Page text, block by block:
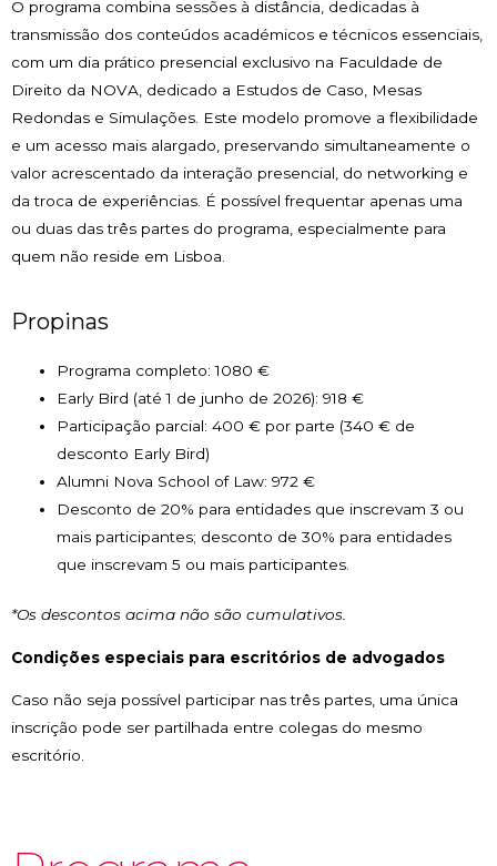
O programa combina sessões à distância, dedicadas à
transmissão dos conteúdos académicos e técnicos essenciais,
com um dia prático presencial exclusivo na Faculdade de
Direito da NOVA, dedicado a Estudos de Caso, Mesas
Redondas e Simulações. Este modelo promove a flexibilidade
e um acesso mais alargado, preservando simultaneamente o
valor acrescentado da interação presencial, do networking e
da troca de experiências. É possível frequentar apenas uma
ou duas das três partes do programa, especialmente para
quem não reside em Lisboa.
Propinas
Programa completo: 1080 €
Early Bird (até 1 de junho de 2026): 918 €
Participação parcial: 400 € por parte (340 € de
desconto Early Bird)
Alumni Nova School of Law: 972 €
Desconto de 20% para entidades que inscrevam 3 ou
mais participantes; desconto de 30% para entidades
que inscrevam 5 ou mais participantes.
*Os descontos acima não são cumulativos.
Condições especiais para escritórios de advogados
Caso não seja possível participar nas três partes, uma única
inscrição pode ser partilhada entre colegas do mesmo
escritório.